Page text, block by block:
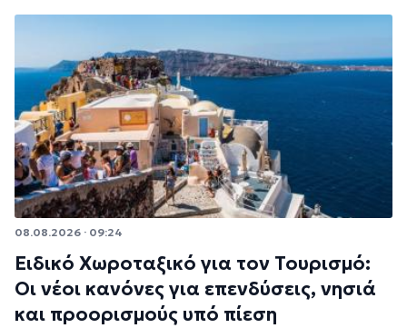
08.08.2026 · 09:24
Ειδικό Χωροταξικό για τον Τουρισμό:
Οι νέοι κανόνες για επενδύσεις, νησιά
και προορισμούς υπό πίεση